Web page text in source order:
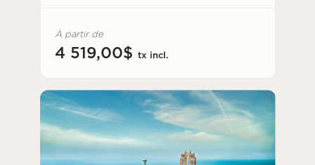
À partir de
4 519,00$ tx incl.